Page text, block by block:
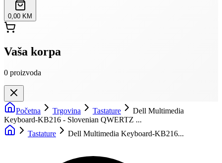
0,00 KM
Vaša korpa
0 proizvoda
Početna Trgovina Tastature
Dell Multimedia
Keyboard-KB216 - Slovenian QWERTZ ...
Tastature
Dell Multimedia Keyboard-KB216...